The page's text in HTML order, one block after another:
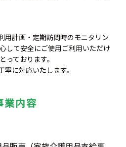
用計画・定期訪問時のモニタリン
して安全にご使用ご利用いただけ
っております。
に対応いたします。
業内容